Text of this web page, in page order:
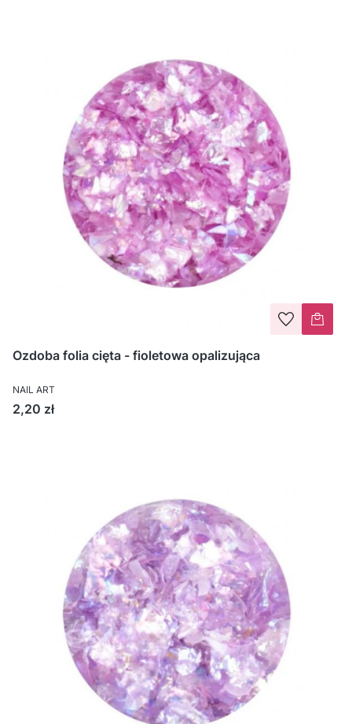
Ozdoba folia cięta - fioletowa opalizująca
NAIL ART
Cena
2,20 zł